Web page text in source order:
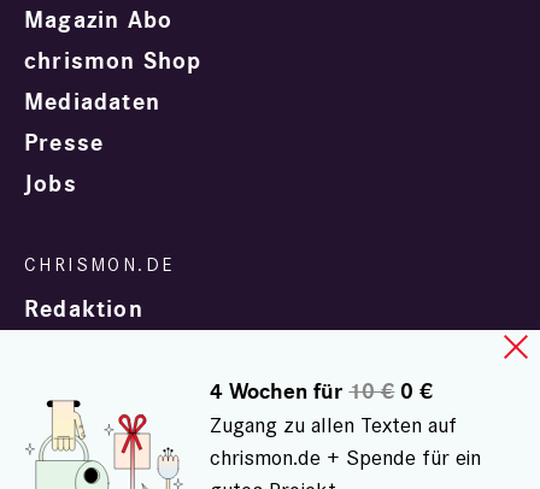
Magazin Abo
chrismon Shop
Mediadaten
Presse
Jobs
Redaktion
4 Wochen für10 €0 €
Zugang zu allen Texten auf
chrismon.de + Spende für ein